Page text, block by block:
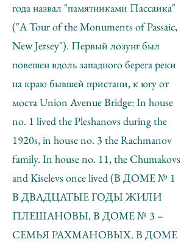
года назвал "памятниками Пассаика"
("A Tour of the Monuments of Passaic,
New Jersey"). Первый лозунг был
повешен вдоль западного берега реки
на краю бывшей пристани, к югу от
моста Union Avenue Bridge: In house
no. 1 lived the Pleshanovs during the
1920s, in house no. 3 the Rachmanov
family. In house no. 11, the Chumakovs
and Kiselevs once lived (В ДОМЕ № 1
В ДВАДЦАТЫЕ ГОДЫ ЖИЛИ
ПЛЕШАНОВЫ, В ДОМЕ № 3 –
СЕМЬЯ РАХМАНОВЫХ. В ДОМЕ